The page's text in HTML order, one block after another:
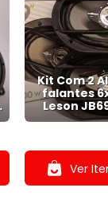
Kit Com 2
falantes
Leson
Ver